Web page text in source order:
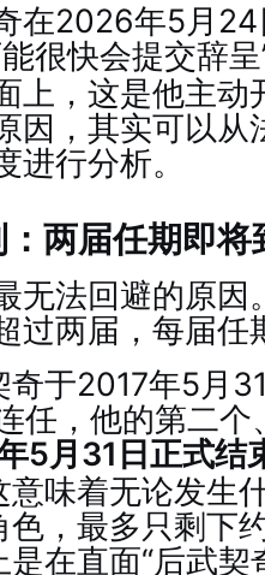
在2026年5月
很快会提交辞呈
上，这是他主动
因，其实可以从
进行分析。
两届任期即将
无法回避的原因
过两届，每届任
奇于2017年5月
任，他的第二个
5月31日正式结
意味着无论发生
，最多只剩下
在直面“后武契